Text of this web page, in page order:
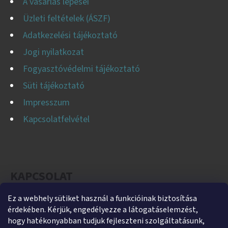
Ez a webhely sütiket használ a funkcióinak biztosítása
érdekében. Kérjük, engedélyezze a látogatáselemzést,
hogy hatékonyabban tudjuk fejleszteni szolgáltatásunk,
Üzleti feltételek (ÁSZF)
Adatkezelési tájékoztató
Jogi nyilatkozat
Fogyasztóvédelmi tájékoztató
Süti tájékoztató
Impresszum
Kapcsolatfelvétel
helti@helti.hu
+3679450894